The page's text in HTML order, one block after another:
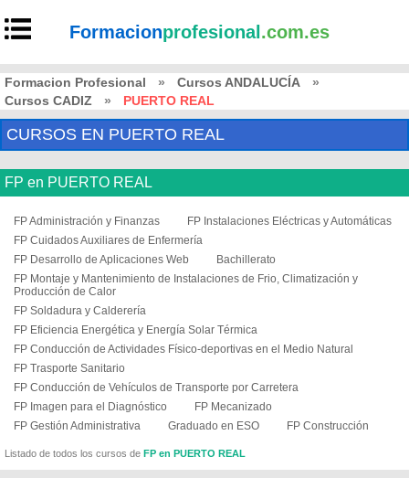
Formacionprofesional .com.es
Formacion Profesional » Cursos ANDALUCÍA
»
Cursos CADIZ
» PUERTO REAL
CURSOS EN PUERTO REAL
FP en PUERTO REAL
FP Administración y Finanzas
FP Instalaciones Eléctricas y Automáticas
FP Cuidados Auxiliares de Enfermería
FP Desarrollo de Aplicaciones Web
Bachillerato
FP Montaje y Mantenimiento de Instalaciones de Frio, Climatización y
Producción de Calor
FP Soldadura y Calderería
FP Eficiencia Energética y Energía Solar Térmica
FP Conducción de Actividades Físico-deportivas en el Medio Natural
FP Trasporte Sanitario
FP Conducción de Vehículos de Transporte por Carretera
FP Imagen para el Diagnóstico
FP Mecanizado
FP Gestión Administrativa
Graduado en ESO FP Construcción
Listado de todos los cursos de FP en PUERTO REAL